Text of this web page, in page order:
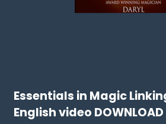
Essentials in Magic
English video DOWNLOAD